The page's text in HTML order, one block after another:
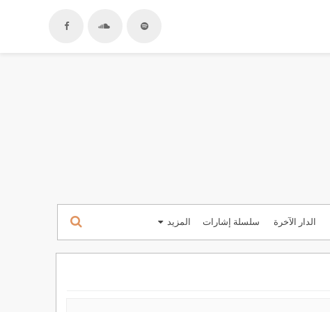
الدار الآخرة سلسلة إشارات المزيد